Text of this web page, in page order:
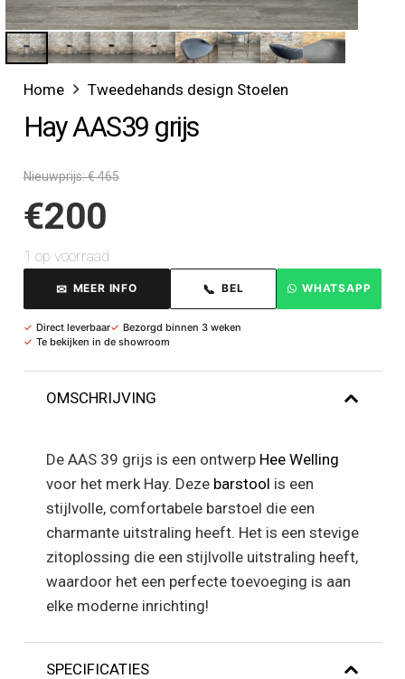
Home Tweedehands design Stoelen
Hay AAS39 grijs
Nieuwprijs: € 465
€200
1 op voorraad
✉ MEER INFO 📞 BEL WHATSAPP
✓ Direct leverbaar✓ Bezorgd binnen 3 weken
✓ Te bekijken in de showroom
OMSCHRIJVING
De AAS 39 grijs is een ontwerp Hee Welling
voor het merk Hay. Deze barstool is een
stijlvolle, comfortabele barstoel die een
charmante uitstraling heeft. Het is een stevige
zitoplossing die een stijlvolle uitstraling heeft,
waardoor het een perfecte toevoeging is aan
elke moderne inrichting!
SPECIFICATIES